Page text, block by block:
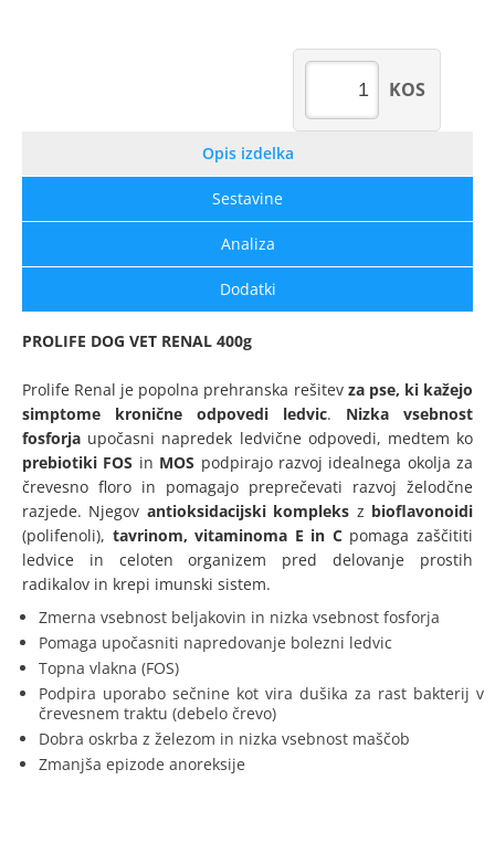
KOS
Opis izdelka
Sestavine
Analiza
Dodatki
PROLIFE DOG VET RENAL 400g
Prolife Renal je popolna prehranska rešitev za pse, ki kažejo
simptome kronične odpovedi ledvic. Nizka vsebnost
fosforja upočasni napredek ledvične odpovedi, medtem ko
prebiotiki FOS in MOS podpirajo razvoj idealnega okolja za
črevesno floro in pomagajo preprečevati razvoj želodčne
razjede. Njegov antioksidacijski kompleks z bioflavonoidi
(polifenoli), tavrinom, vitaminoma E in C pomaga zaščititi
ledvice in celoten organizem pred delovanje prostih
radikalov in krepi imunski sistem.
Zmerna vsebnost beljakovin in nizka vsebnost fosforja
Pomaga upočasniti napredovanje bolezni ledvic
Topna vlakna (FOS)
Podpira uporabo sečnine kot vira dušika za rast bakterij v
črevesnem traktu (debelo črevo)
Dobra oskrba z železom in nizka vsebnost maščob
Zmanjša epizode anoreksije